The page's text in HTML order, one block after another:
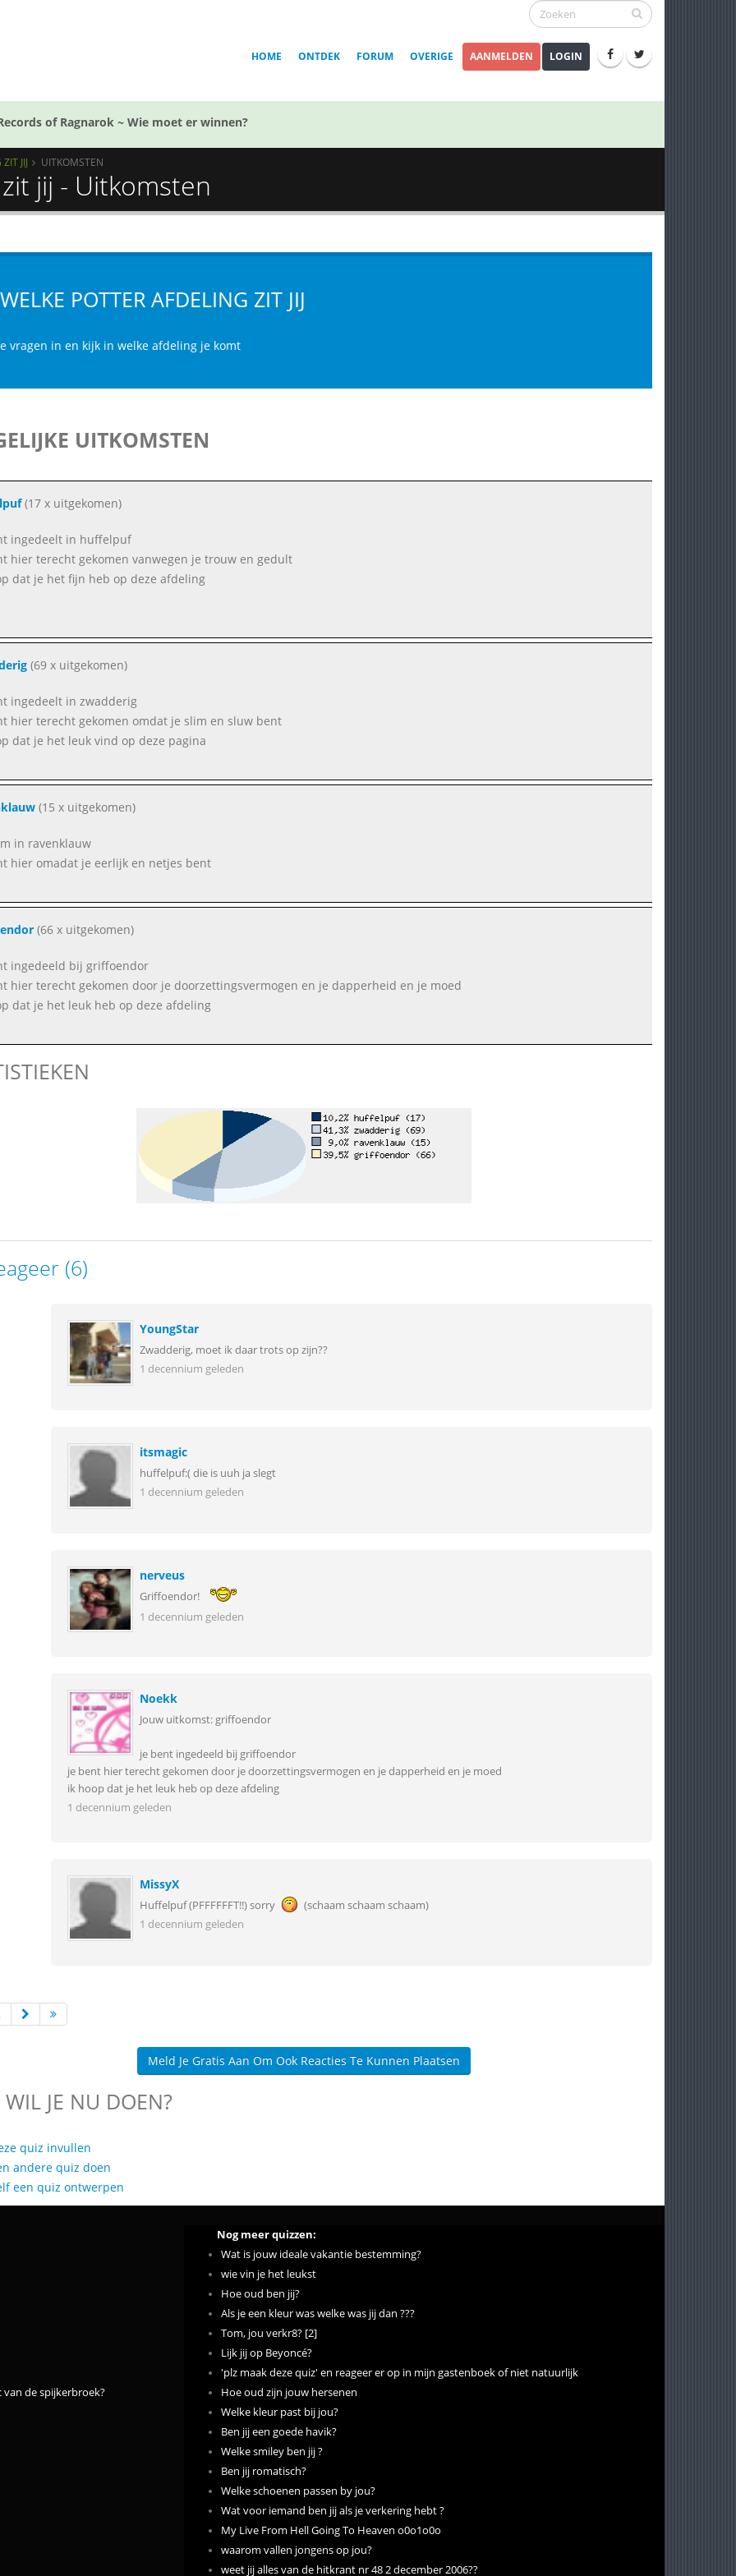
HOME ONTDEK FORUM OVERIGE AANMELDEN LOGIN
of Ragnarok ~ Wie moet er winnen?
JIJ UITKOMSTEN
jij - Uitkomsten
POTTER AFDELING ZIT JIJ
vragen in en kijk in welke afdeling je komt
UITKOMSTEN
(17 x uitgekomen)
ingedeelt in huffelpuf
hier terecht gekomen vanwegen je trouw en gedult
dat je het fijn heb op deze afdeling
(69 x uitgekomen)
ingedeelt in zwadderig
hier terecht gekomen omdat je slim en sluw bent
dat je het leuk vind op deze pagina
(15 x uitgekomen)
in ravenklauw
hier omadat je eerlijk en netjes bent
(66 x uitgekomen)
ingedeeld bij griffoendor
hier terecht gekomen door je doorzettingsvermogen en je dapperheid en je moed
dat je het leuk heb op deze afdeling
(6)
YoungStar
Zwadderig, moet ik daar trots op zijn??
1 decennium geleden
itsmagic
huffelpuf:( die is uuh ja slegt
1 decennium geleden
nerveus
Griffoendor!
1 decennium geleden
Noekk
Jouw uitkomst: griffoendor
je bent ingedeeld bij griffoendor
je bent hier terecht gekomen door je doorzettingsvermogen en je dapperheid en je moed
ik hoop dat je het leuk heb op deze afdeling
1 decennium geleden
MissyX
Huffelpuf (PFFFFFFT!!) sorry
(schaam schaam schaam)
1 decennium geleden
Meld Je Gratis Aan Om Ook Reacties Te Kunnen Plaatsen
JE NU DOEN?
quiz invullen
andere quiz doen
een quiz ontwerpen
van de spijkerbroek?
Nog meer quizzen:
Wat is jouw ideale vakantie bestemming?
wie vin je het leukst
Hoe oud ben jij?
Als je een kleur was welke was jij dan ???
Tom, jou verkr8? [2]
Lijk jij op Beyoncé?
'plz maak deze quiz' en reageer er op in mijn gastenboek of niet natuurlijk
Hoe oud zijn jouw hersenen
Welke kleur past bij jou?
Ben jij een goede havik?
Welke smiley ben jij ?
Ben jij romatisch?
Welke schoenen passen by jou?
Wat voor iemand ben jij als je verkering hebt ?
My Live From Hell Going To Heaven o0o1o0o
waarom vallen jongens op jou?
weet jij alles van de hitkrant nr 48 2 december 2006??